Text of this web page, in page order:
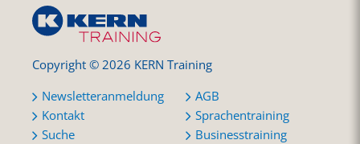
Copyright © 2026 KERN Training
Newsletteranmeldung
Kontakt
Suche
AGB
Sprachentraining
Businesstraining